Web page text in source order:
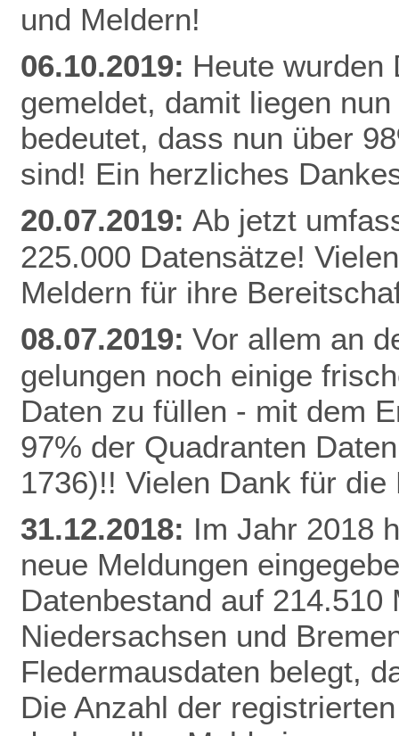
und Meldern!
06.10.2019: Heute wurden
gemeldet, damit liegen
bedeutet, dass nun über
sind! Ein herzliches
20.07.2019: Ab jetzt
225.000 Datensätze!
Meldern für ihre
08.07.2019: Vor allem an
gelungen noch einige
Daten zu füllen - mit dem
97% der Quadranten
1736)!! Vielen Dank für die
31.12.2018: Im Jahr 2018
neue Meldungen
Datenbestand auf
Niedersachsen und
Fledermausdaten belegt,
Die Anzahl der